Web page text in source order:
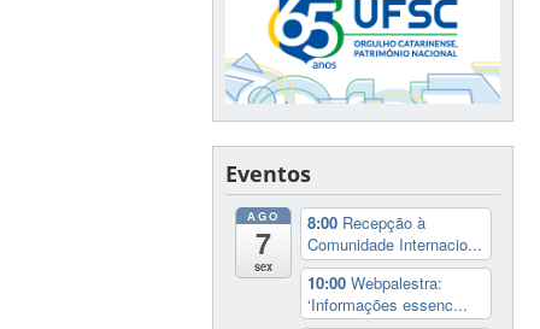
Eventos
AGO
7
sex
8:00 Recepção à
Comunidade Internacio...
10:00Webpalestra:
‘Informações essenc...